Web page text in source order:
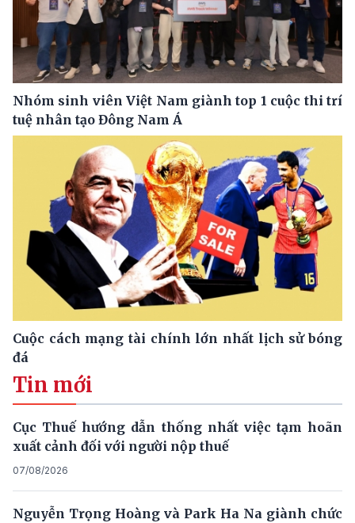
Nhóm sinh viên Việt Nam giành top 1 cuộc thi trí
tuệ nhân tạo Đông Nam Á
Cuộc cách mạng tài chính lớn nhất lịch sử bóng
đá
Tin mới
Cục Thuế hướng dẫn thống nhất việc tạm hoãn
xuất cảnh đối với người nộp thuế
07/08/2026
Nguyễn Trọng Hoàng và Park Ha Na giành chức